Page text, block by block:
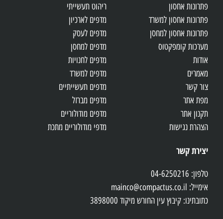
פתרונות אחסון
פתרונות אחסון למשרד
פתרונות אחסון למחסן
מערכות קומפקטוס
אודות
מאמרים
צור קשר
מפת אתר
תקנון אתר
הצהרת נגישות
ריהוט תעשייתי
מדפים לארכיון
מדפים לעסק
מדפים למחסן
מדפים לחנויות
מדפים למשרד
מדפים תעשייתיים
מדפים מברזל
מדפים מודולוריים
מדפי מודולוריים מתכת
יצירת קשר
טלפון: 04-6250216
אימייל: mainco@compactus.co.il
כתובתינו: קיבוץ עין החורש מיקוד 3898000